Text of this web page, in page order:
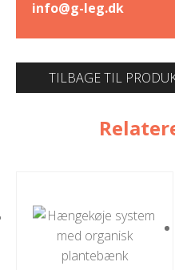
info@g-leg.dk
TILBAGE TIL